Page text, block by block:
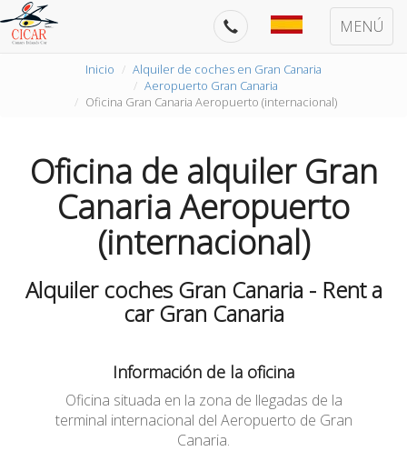
MENÚ
Inicio
Alquiler de coches en Gran Canaria
Aeropuerto Gran Canaria
Oficina Gran Canaria Aeropuerto (internacional)
Oficina de alquiler Gran
Canaria Aeropuerto
(internacional)
Alquiler coches Gran Canaria - Rent a
car Gran Canaria
Información de la oficina
Oficina situada en la zona de llegadas de la
terminal internacional del Aeropuerto de Gran
Canaria.